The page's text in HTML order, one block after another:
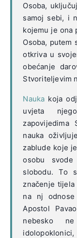
Osoba,
samoj sebi, i
kojemu je ona
Osoba, putem
otkriva u
obećanje
Stvoriteljevim
Nauka koja
uvjeta
zapovijedima
nauka
zablude koje
osobu svode
slobodu. To
značenje
na nj
Apostol
nebesko